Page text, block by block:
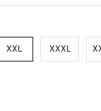
przy kolejnych zakupach
XXL XXXL